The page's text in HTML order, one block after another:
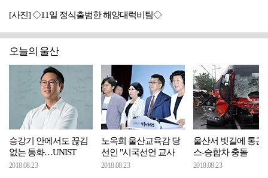
[사진] ◇11일 정식출범한 해양대럭비팀◇
오늘의 울산
승강기 안에서도 끊김
없는 통화…UNIST
2018.08.23
노옥희 울산교육감 당
선인 "시국선언 교사
2018.08.23
울산서 빗길에 통근
스-승합차 충돌
2018.08.23